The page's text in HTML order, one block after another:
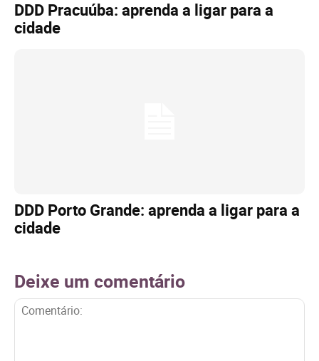
DDD Pracuúba: aprenda a ligar para a
cidade
DDD Porto Grande: aprenda a ligar para a
cidade
Deixe um comentário